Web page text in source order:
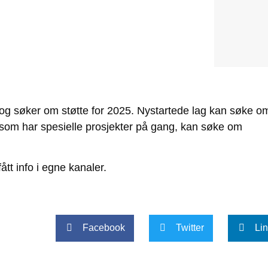
søker om støtte for 2025. Nystartede lag kan søke
har spesielle prosjekter på gang, kan søke om
info i egne kanaler.
Facebook Twitter